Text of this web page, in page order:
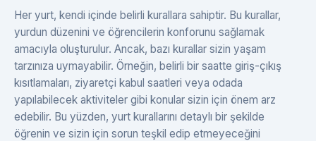
Her yurt, kendi içinde belirli kurallara sahiptir. Bu kurallar,
yurdun düzenini ve öğrencilerin konforunu sağlamak
amacıyla oluşturulur. Ancak, bazı kurallar sizin yaşam
tarzınıza uymayabilir. Örneğin, belirli bir saatte giriş-çıkış
kısıtlamaları, ziyaretçi kabul saatleri veya odada
yapılabilecek aktiviteler gibi konular sizin için önem arz
edebilir. Bu yüzden, yurt kurallarını detaylı bir şekilde
öğrenin ve sizin için sorun teşkil edip etmeyeceğini